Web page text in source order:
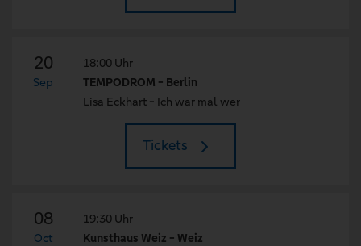
20
Sep
18:00 Uhr
TEMPODROM - Berlin
Lisa Eckhart - Ich war mal wer
Tickets
08
Oct
19:30 Uhr
Kunsthaus Weiz - Weiz